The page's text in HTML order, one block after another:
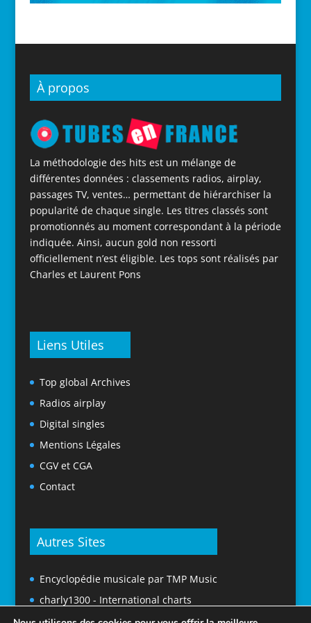
À propos
La méthodologie des hits est un mélange de
différentes données : classements radios, airplay,
passages TV, ventes… permettant de hiérarchiser la
popularité de chaque single. Les titres classés sont
promotionnés au moment correspondant à la période
indiquée. Ainsi, aucun gold non ressorti
officiellement n’est éligible. Les tops sont réalisés par
Charles et Laurent Pons
Liens Utiles
Top global Archives
Radios airplay
Digital singles
Mentions Légales
CGV et CGA
Contact
Autres Sites
Encyclopédie musicale par TMP Music
charly1300 - International charts